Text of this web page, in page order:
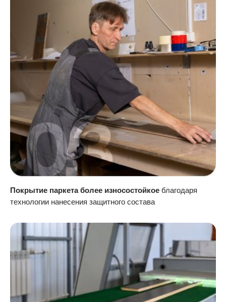
Покрытие паркета более износостойкое благодаря
технологии нанесения защитного состава